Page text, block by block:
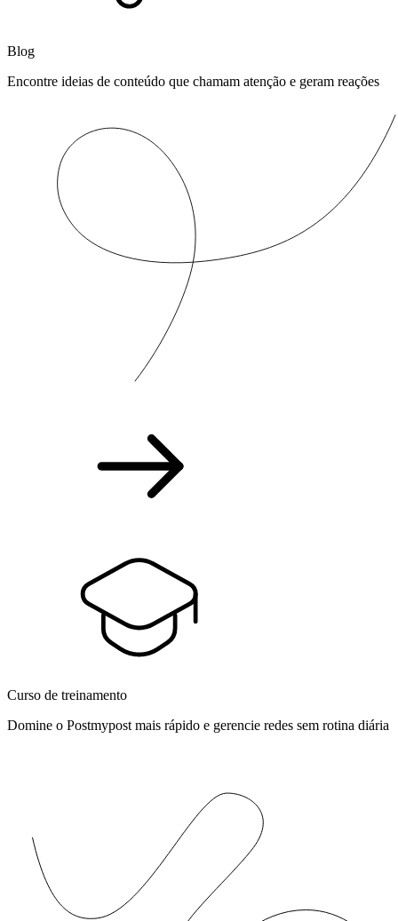
Blog
Encontre ideias de conteúdo que chamam atenção e geram reações
Curso de treinamento
Domine o Postmypost mais rápido e gerencie redes sem rotina diária